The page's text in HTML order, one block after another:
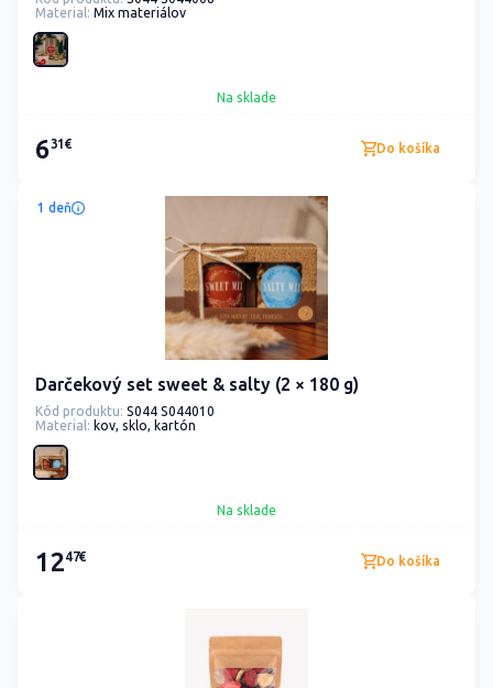
Material: Mix materiálov
Na sklade
631€ Do košíka
1 deň
Darčekový set sweet & salty (2 × 180 g)
Kód produktu: S044 S044010
Material: kov, sklo, kartón
Na sklade
1247€ Do košíka